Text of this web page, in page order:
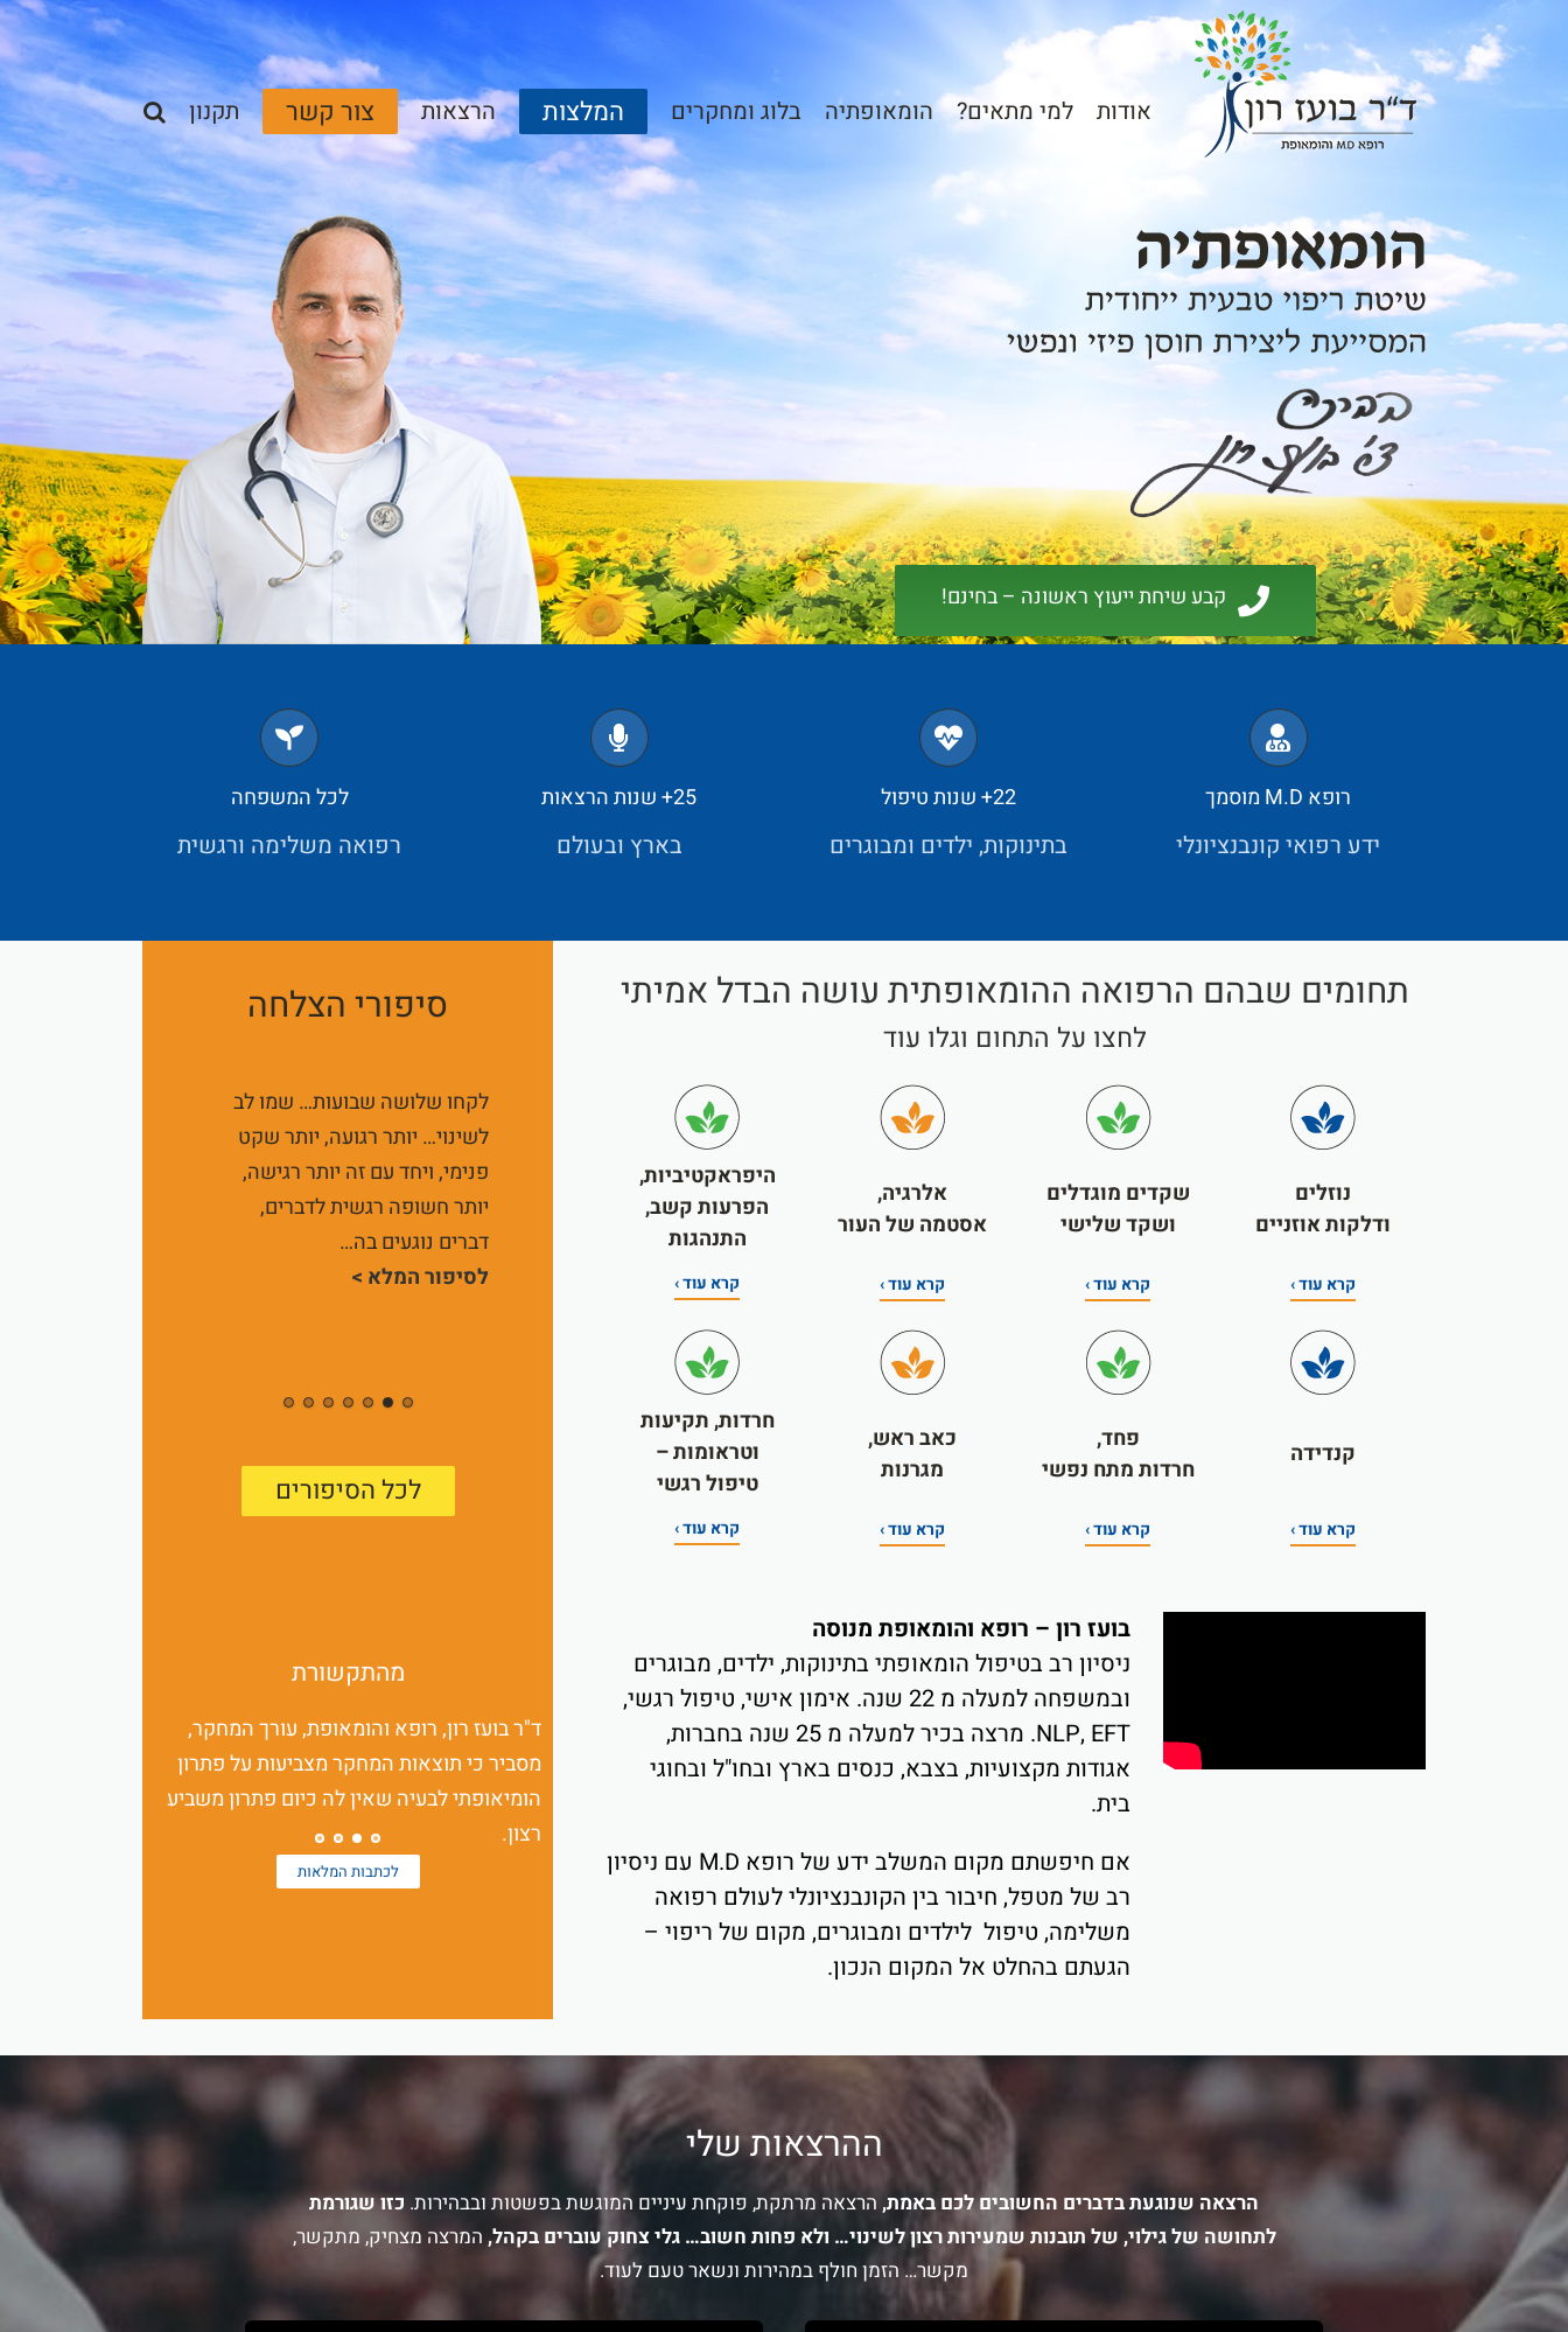
אודות למי מתאים? הומאופתיה בלוג ומחקרים המלצות הרצאות צור קשר תקנון
קבע שיחת ייעוץ ראשונה – בחינם!
רופא M.D מוסמך
ידע רפואי קונבנציונלי
22+ שנות טיפול
בתינוקות, ילדים ומבוגרים
25+ שנות הרצאות
בארץ ובעולם
לכל המשפחה
רפואה משלימה ורגשית
תחומים שבהם הרפואה ההומאופתית עושה הבדל אמיתי
לחצו על התחום וגלו עוד
נוזלים
ודלקות אוזניים
קרא עוד ›
שקדים מוגדלים
ושקד שלישי
קרא עוד ›
אלרגיה,
אסטמה של העור
קרא עוד ›
היפראקטיביות,
הפרעות קשב,
התנהגות
קרא עוד ›
קנדידה
קרא עוד ›
פחד,
חרדות מתח נפשי
קרא עוד ›
כאב ראש,
מגרנות
קרא עוד ›
חרדות, תקיעות
וטראומות –
טיפול רגשי
קרא עוד ›
בועז רון – רופא והומאופת מנוסה
ניסיון רב בטיפול הומאופתי בתינוקות, ילדים, מבוגרים
ובמשפחה למעלה מ 22 שנה. אימון אישי, טיפול רגשי,
NLP, EFT. מרצה בכיר למעלה מ 25 שנה בחברות,
אגודות מקצועיות, בצבא, כנסים בארץ ובחו"ל ובחוגי
בית.
אם חיפשתם מקום המשלב ידע של רופא M.D עם ניסיון
רב של מטפל, חיבור בין הקונבנציונלי לעולם רפואה
משלימה, טיפול לילדים ומבוגרים, מקום של ריפוי –
הגעתם בהחלט אל המקום הנכון.
סיפורי הצלחה
לקחו שלושה שבועות… שמו לב
לשינוי… יותר רגועה, יותר שקט
פנימי, ויחד עם זה יותר רגישה,
יותר חשופה רגשית לדברים,
דברים נוגעים בה…
לסיפור המלא >
לכל הסיפורים
מהתקשורת
ד"ר בועז רון, רופא והומאופת, עורך המחקר,
מסביר כי תוצאות המחקר מצביעות על פתרון
הומיאופתי לבעיה שאין לה כיום פתרון משביע
רצון.
לכתבות המלאות
ההרצאות שלי
הרצאה שנוגעת בדברים החשובים לכם באמת,הרצאה מרתקת, פוקחת עיניים המוגשת בפשטות ובבהירות. כזו שגורמת
לתחושה של גילוי, של תובנות שמעירות רצון לשינוי… ולא פחות חשוב… גלי צחוק עוברים בקהל,המרצה מצחיק, מתקשר,
מקשר… הזמן חולף במהירות ונשאר טעם לעוד.